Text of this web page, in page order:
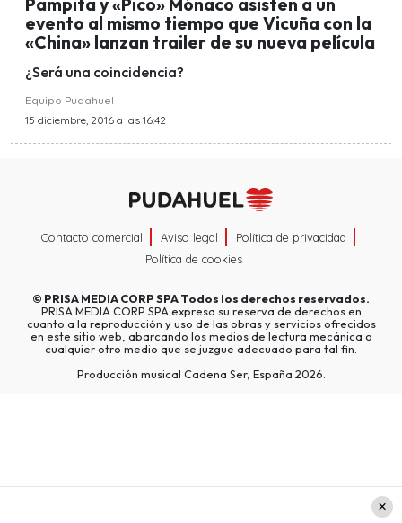
Pampita y «Pico» Mónaco asisten a un
evento al mismo tiempo que Vicuña con la
«China» lanzan trailer de su nueva película
¿Será una coincidencia?
Equipo Pudahuel
15 diciembre, 2016 a las 16:42
Contacto comercial Aviso legal
Política de privacidad
Política de cookies
© PRISA MEDIA CORP SPATodos los derechos reservados.
PRISA MEDIA CORP SPA expresa su reserva de derechos en
cuanto a la reproducción y uso de las obras y servicios ofrecidos
en este sitio web, abarcando los medios de lectura mecánica o
cualquier otro medio que se juzgue adecuado para tal fin.
Producción musical Cadena Ser, España 2026.